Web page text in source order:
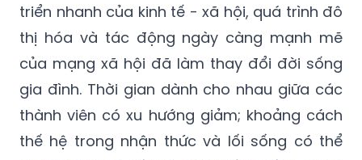
triển nhanh của kinh tế - xã hội, quá trình đô
thị hóa và tác động ngày càng mạnh mẽ
của mạng xã hội đã làm thay đổi đời sống
gia đình. Thời gian dành cho nhau giữa các
thành viên có xu hướng giảm; khoảng cách
thế hệ trong nhận thức và lối sống có thể